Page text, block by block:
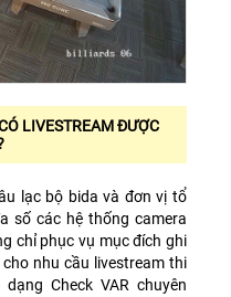
LIVESTREAM ĐƯỢC
lạc bộ bida và đơn vị tổ
số các hệ thống camera
chỉ phục vụ mục đích ghi
nhu cầu livestream thi
Check VAR chuyên